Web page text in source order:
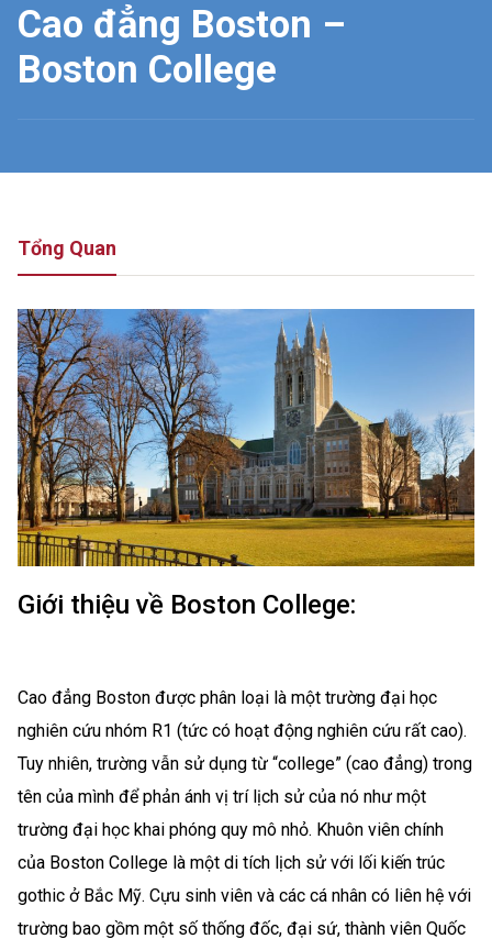
Cao đẳng Boston –
Boston College
Tổng Quan
Giới thiệu về Boston College:
Cao đẳng Boston được phân loại là một trường đại học
nghiên cứu nhóm R1 (tức có hoạt động nghiên cứu rất cao).
Tuy nhiên, trường vẫn sử dụng từ “college” (cao đẳng) trong
tên của mình để phản ánh vị trí lịch sử của nó như một
trường đại học khai phóng quy mô nhỏ. Khuôn viên chính
của Boston College là một di tích lịch sử với lối kiến trúc
gothic ở Bắc Mỹ. Cựu sinh viên và các cá nhân có liên hệ với
trường bao gồm một số thống đốc, đại sứ, thành viên Quốc